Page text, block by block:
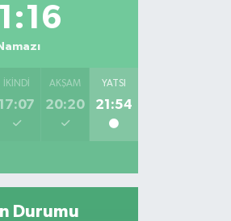
İKINDI
17:07
AKŞAM
20:20
YATSI
21:54
Durumu